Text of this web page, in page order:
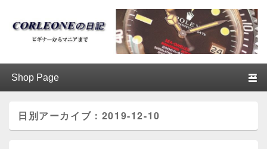
ブログ / アンティークロレックス
│CORLEONE
日別アーカイブ： 2019-12-10